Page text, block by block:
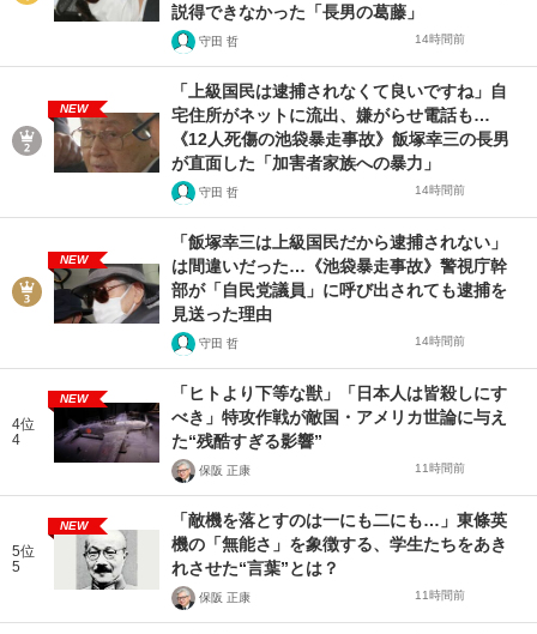
説得できなかった「長男の葛藤」
守田 哲 14時間前
NEW
「上級国民は逮捕されなくて良いですね」自
宅住所がネットに流出、嫌がらせ電話も…
《12人死傷の池袋暴走事故》飯塚幸三の長男
が直面した「加害者家族への暴力」
守田 哲 14時間前
NEW
「飯塚幸三は上級国民だから逮捕されない」
は間違いだった…《池袋暴走事故》警視庁幹
部が「自民党議員」に呼び出されても逮捕を
見送った理由
守田 哲 14時間前
4位
4
NEW
「ヒトより下等な獣」「日本人は皆殺しにす
べき」特攻作戦が敵国・アメリカ世論に与え
た“残酷すぎる影響”
保阪 正康 11時間前
5位
5
NEW
「敵機を落とすのは一にも二にも…」東條英
機の「無能さ」を象徴する、学生たちをあき
れさせた“言葉”とは？
保阪 正康 11時間前